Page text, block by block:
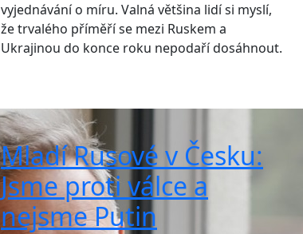
vyjednávání o míru. Valná většina lidí si myslí,
že trvalého příměří se mezi Ruskem a
Ukrajinou do konce roku nepodaří dosáhnout.
Mladí Rusové v Česku:
Jsme proti válce a
nejsme Putin